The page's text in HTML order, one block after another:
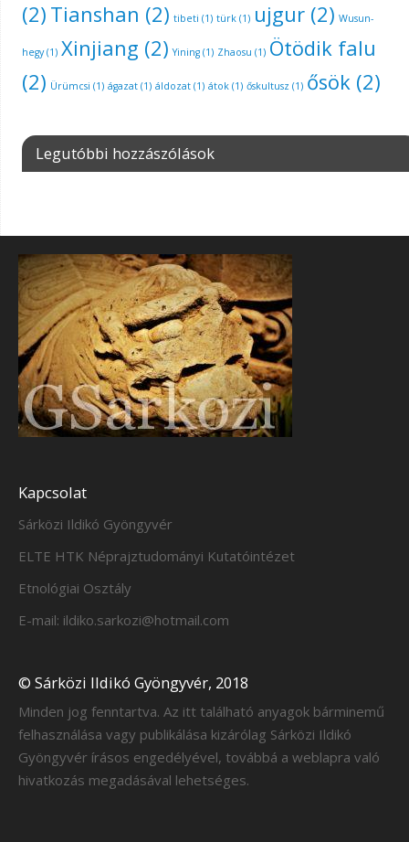
(2) Tianshan (2) tibeti (1) türk(1) ujgur(2) Wusun-
hegy(1) Xinjiang (2) Yining(1) Zhaosu (1) Ötödik falu
(2) Ürümcsi (1) ágazat(1) áldozat(1) átok(1) őskultusz (1) ősök(2)
Legutóbbi hozzászólások
Kapcsolat
Sárközi Ildikó Gyöngyvér
ELTE HTK Néprajztudományi Kutatóintézet
Etnológiai Osztály
E-mail: ildiko.sarkozi@hotmail.com
© Sárközi Ildikó Gyöngyvér, 2018
Minden jog fenntartva. Az itt található anyagok bárminemű
felhasználása vagy publikálása kizárólag Sárközi Ildikó
Gyöngyvér írásos engedélyével, továbbá a weblapra való
hivatkozás megadásával lehetséges.